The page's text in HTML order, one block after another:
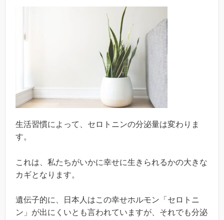
生活習慣によって、セロトニンの分泌量は変わりま
す。
これは、私たちがいかに幸せに生きられるかの大きな
カギとなります。
遺伝子的に、日本人はこの幸せホルモン「セロトニ
ン」が出にくいとも言われていますが、それでも分泌